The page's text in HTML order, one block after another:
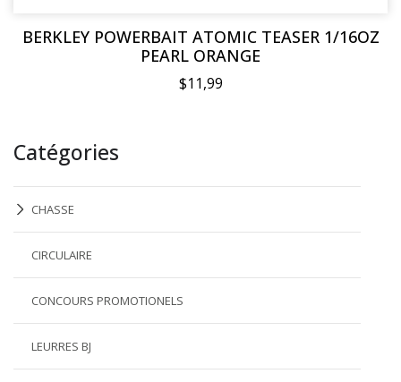
Catégories
CHASSE
CIRCULAIRE
CONCOURS PROMOTIONELS
LEURRES BJ
BERKLEY POWERBAIT ATOMIC TEASER 1/16OZ
PEARL ORANGE
$11,99